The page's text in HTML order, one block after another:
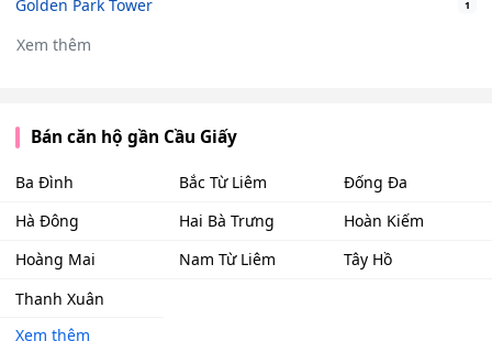
Golden Park Tower 1
Xem thêm
Bán căn hộ gần Cầu Giấy
Ba Đình Bắc Từ Liêm
Đống Đa
Hà Đông
Hai Bà Trưng
Hoàn Kiếm
Hoàng Mai
Nam Từ Liêm
Tây Hồ
Thanh Xuân
Xem thêm